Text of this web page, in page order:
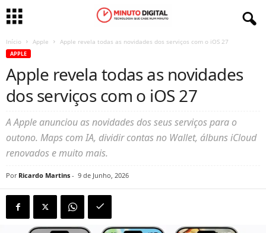
Início Apple Apple revela todas as novidades dos serviços com o iOS 27
APPLE
Apple revela todas as novidades
dos serviços com o iOS 27
A Apple anunciou as novidades dos seus serviços para o
outono. Maps com IA, dividir contas no Wallet, álbuns iCloud
renovados e muito mais.
Por Ricardo Martins - 9 de Junho, 2026